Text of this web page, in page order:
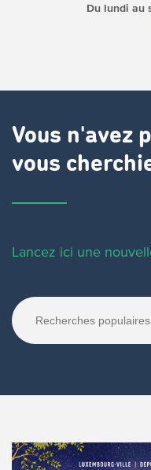
Du lundi au
Vous n'avez
vous
Lancez ici une